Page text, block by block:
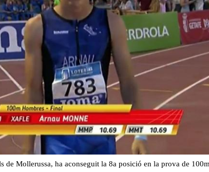
de Mollerussa, ha aconseguit la 8a posició en la prova de